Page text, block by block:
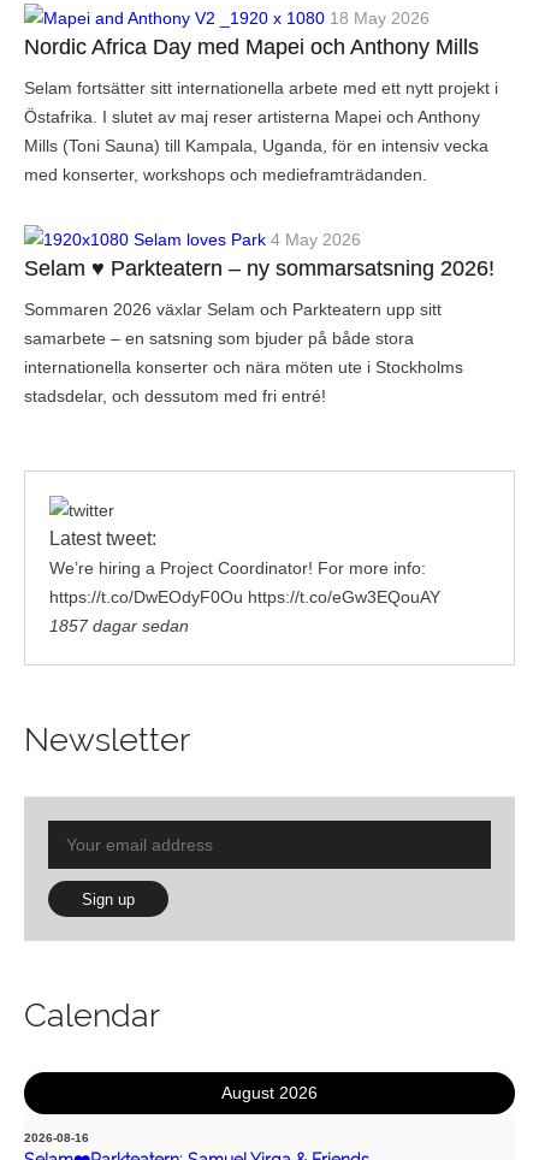
18 May 2026
Nordic Africa Day med Mapei och Anthony Mills
Selam fortsätter sitt internationella arbete med ett nytt projekt i
Östafrika. I slutet av maj reser artisterna Mapei och Anthony
Mills (Toni Sauna) till Kampala, Uganda, för en intensiv vecka
med konserter, workshops och medieframträdanden.
4 May 2026
Selam ♥ Parkteatern – ny sommarsatsning 2026!
Sommaren 2026 växlar Selam och Parkteatern upp sitt
samarbete – en satsning som bjuder på både stora
internationella konserter och nära möten ute i Stockholms
stadsdelar, och dessutom med fri entré!
Latest tweet:
We’re hiring a Project Coordinator! For more info:
https://t.co/DwEOdyF0Ou https://t.co/eGw3EQouAY
1857 dagar sedan
Newsletter
Calendar
August 2026
2026-08-16